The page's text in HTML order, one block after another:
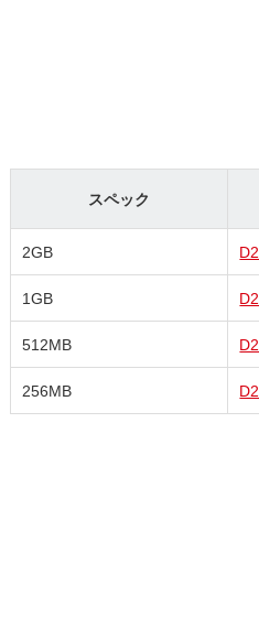
スペック
2GB
1GB
512MB
256MB